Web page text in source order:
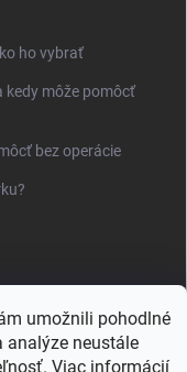
umožnili pohodlné
analýze neustále
Viac informácií
ho vybrať
kedy môže pomôcť
bez operácie